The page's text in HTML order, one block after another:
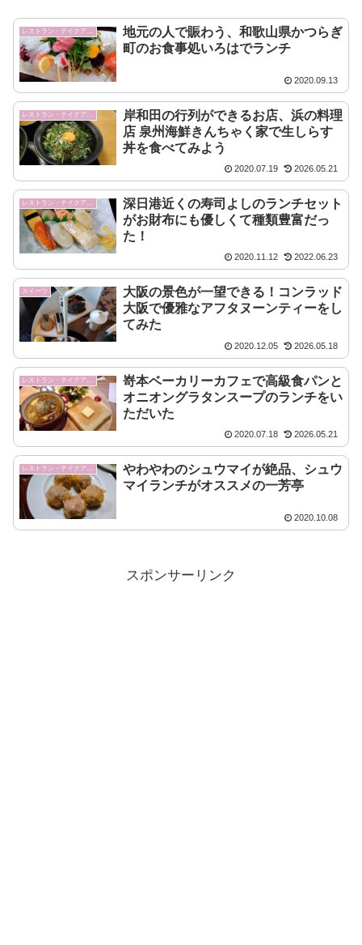
地元の人で賑わう、和歌山県かつらぎ
町のお食事処いろはでランチ
2020.09.13
岸和田の行列ができるお店、浜の料理
店 泉州海鮮きんちゃく家で生しらす
丼を食べてみよう
2020.07.19 2026.05.21
レストラン・テイクアウト
深日港近くの寿司よしのランチセット
がお財布にも優しくて種類豊富だっ
た！
2020.11.12 2022.06.23
スイーツ
大阪の景色が一望できる！コンラッド
大阪で優雅なアフタヌーンティーをし
てみた
2020.12.05 2026.05.18
嵜本ベーカリーカフェで高級食パンと
オニオングラタンスープのランチをい
ただいた
2020.07.18 2026.05.21
レストラン・テイクアウト
やわやわのシュウマイが絶品、シュウ
マイランチがオススメの一芳亭
2020.10.08
スポンサーリンク